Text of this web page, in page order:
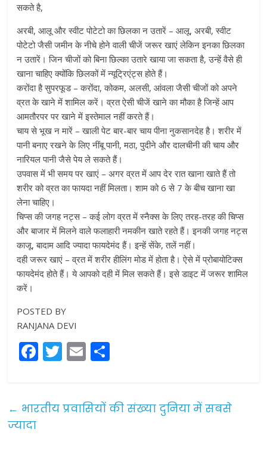
सकते है,
अरबी, आलू और स्वीट पोटेटो का छिलका न उतारें – आलू, अरबी, स्वीट
पोटेटो जैसी जमीन के नीचे होने वाली चीजें जरूर खाएं लेकिन इनका छिलका
न उतारें। जिन चीजों को बिना छिल्का उतारे खाया जा सकता है, उन्हें वैसे ही
खाना चाहिए क्योंकि छिलकों में न्यूट्रिएंट्स होते हैं।
करोंदा है सुपरफूड – करोंदा, कोकम, अलसी, आंवला जैसी चीजों को अपने
व्रत के खाने में शामिल करें। व्रत ऐसी चीजें खाने का मौका है जिन्हें आप
आमतौरपर पर खाने में इस्तेमाल नहीं करते हैं।
चाय से भूख न मारें – खाली पेट बार-बार चाय पीना नुकसानदेह है। शरीर में
पानी बनाए रखने के लिए नींबू पानी, मठा, पुदीने और दालचीनी की चाय और
नारियल पानी जैसे पेय ले सकते हैं।
उपवास में भी समय पर खाएं – अगर व्रत में आप देर रात खाना खाते हैं तो
शरीर को व्रत का फायदा नहीं मिलता। शाम को 6 से 7 के बीच खाना खा
लेना चाहिए।
चिप्स की जगह नट्स – कई लोग व्रत में स्नैक्स के लिए तरह-तरह की चिप्स
और बाजार में मिलने वाले फलाहारी नमकीन खाते रहते हैं। इनकी जगह नट्स
काजू, बादाम आदि ज्यादा फायदेमंद हैं। इन्हें सेंके, तलें नहीं।
दही जरूर खाएं – व्रत में शरीर हीलिंग मोड में होता है। ऐसे में प्रोबायोटिक्स
फायदेमंद होते हैं। ये आपको दही में मिल सकते हैं। इसे डाइट में जरूर शामिल
करें।
POSTED BY
RANJANA DEVI
F
a
e
T
w
er
E
m
l e
← भारतीय प्रवासियों की संख्या दुनिया में सबसे
ज्यादा